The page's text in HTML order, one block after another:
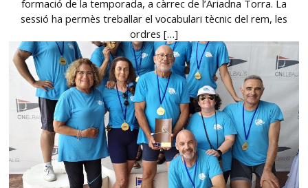
formació de la temporada, a càrrec de l’Ariadna Torra. La
sessió ha permès treballar el vocabulari tècnic del rem, les
ordres […]